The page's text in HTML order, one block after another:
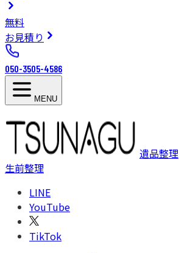
無料
お見積り
050-3505-4586
MENU
遺品整理
生前整理
LINE
YouTube
TikTok